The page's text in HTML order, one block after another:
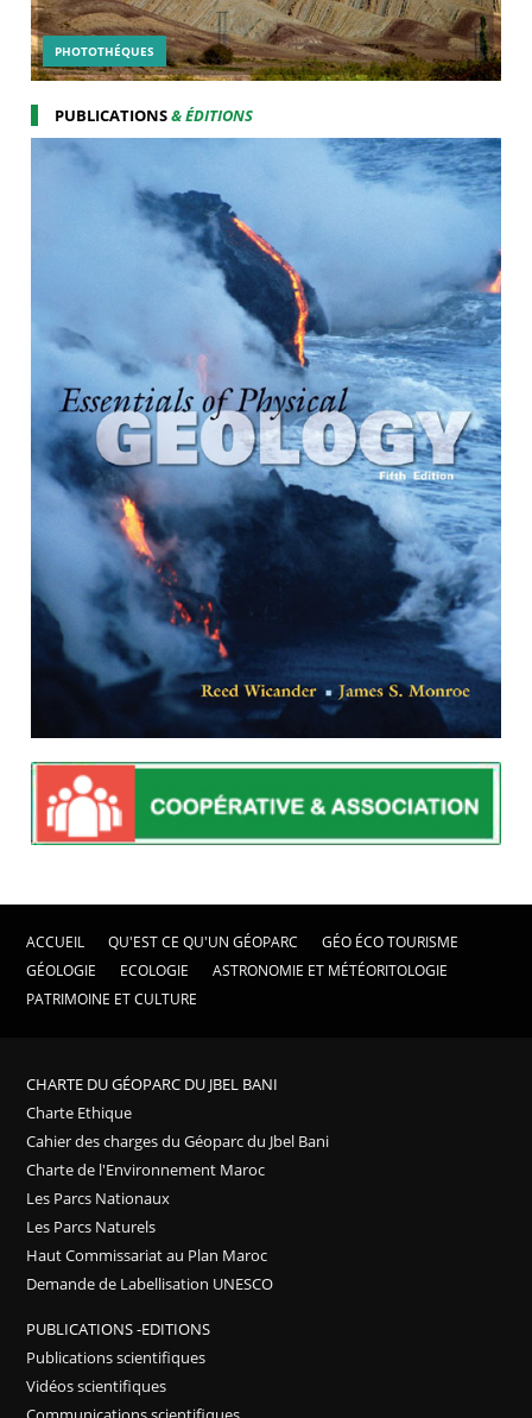
PHOTOTHÉQUES
PUBLICATIONS& ÉDITIONS
ACCUEIL QU'EST CE QU'UN GÉOPARC
GÉO ÉCO TOURISME
GÉOLOGIE
ECOLOGIE
ASTRONOMIE ET MÉTÉORITOLOGIE
PATRIMOINE ET CULTURE
CHARTE DU GÉOPARC DU JBEL BANI
Charte Ethique
Cahier des charges du Géoparc du Jbel Bani
Charte de l'Environnement Maroc
Les Parcs Nationaux
Les Parcs Naturels
Haut Commissariat au Plan Maroc
Demande de Labellisation UNESCO
PUBLICATIONS -EDITIONS
Publications scientifiques
Vidéos scientifiques